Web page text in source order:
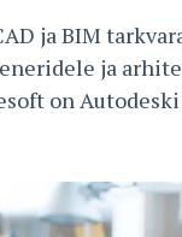
ja BIM
ja
on